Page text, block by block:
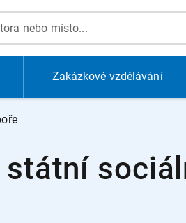
Zakázkové vzdělávání